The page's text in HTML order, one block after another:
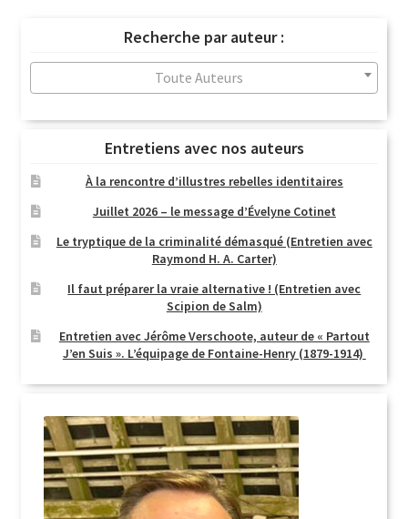
Recherche par auteur :
Toute Auteurs
Entretiens avec nos auteurs
À la rencontre d’illustres rebelles identitaires
Juillet 2026 – le message d’Évelyne Cotinet
Le tryptique de la criminalité démasqué (Entretien avec
Raymond H. A. Carter)
Il faut préparer la vraie alternative ! (Entretien avec
Scipion de Salm)
Entretien avec Jérôme Verschoote, auteur de « Partout
J’en Suis ». L’équipage de Fontaine-Henry (1879-1914)